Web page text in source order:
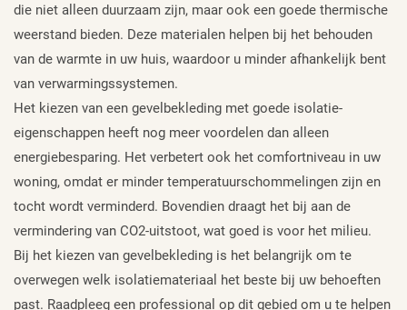
die niet alleen duurzaam zijn, maar ook een goede thermische
weerstand bieden. Deze materialen helpen bij het behouden
van de warmte in uw huis, waardoor u minder afhankelijk bent
van verwarmingssystemen.
Het kiezen van een gevelbekleding met goede isolatie-
eigenschappen heeft nog meer voordelen dan alleen
energiebesparing. Het verbetert ook het comfortniveau in uw
woning, omdat er minder temperatuurschommelingen zijn en
tocht wordt verminderd. Bovendien draagt het bij aan de
vermindering van CO2-uitstoot, wat goed is voor het milieu.
Bij het kiezen van gevelbekleding is het belangrijk om te
overwegen welk isolatiemateriaal het beste bij uw behoeften
past. Raadpleeg een professional op dit gebied om u te helpen